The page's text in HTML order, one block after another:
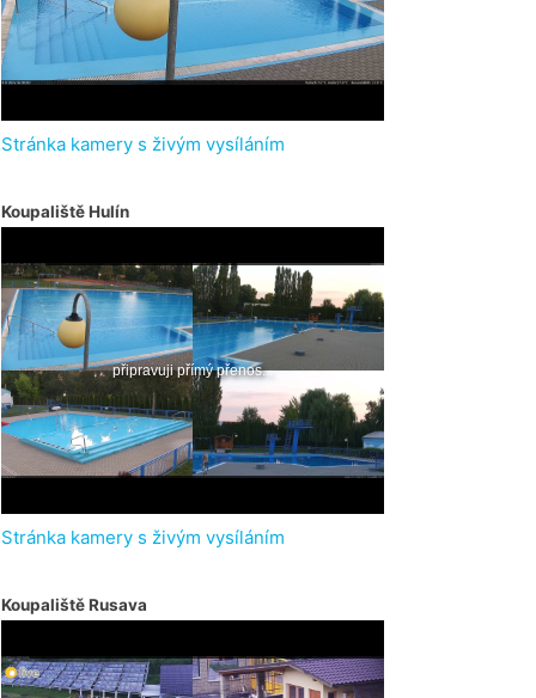
Stránka kamery s živým vysíláním
Koupaliště Hulín
Stránka kamery s živým vysíláním
Koupaliště Rusava